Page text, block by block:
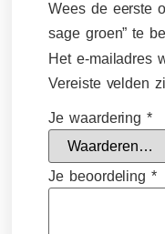
Wees de eerste
sage groen” te
Het e-mailadres
Vereiste velden
Je waardering*
Je beoordeling *